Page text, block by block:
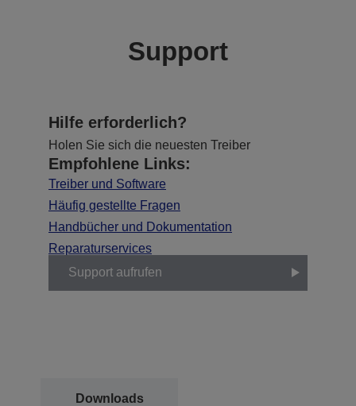
Support
Hilfe erforderlich?
Holen Sie sich die neuesten Treiber
Empfohlene Links:
Treiber und Software
Häufig gestellte Fragen
Handbücher und Dokumentation
Reparaturservices
Support aufrufen
Downloads